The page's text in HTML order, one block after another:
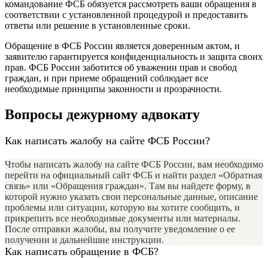
командование ФСБ обязуется рассмотреть ваши обращения в
соответствии с установленной процедурой и предоставить
ответы или решение в установленные сроки.
Обращение в ФСБ России является доверенным актом, и
заявителю гарантируется конфиденциальность и защита своих
прав. ФСБ России заботится об уважении прав и свобод
граждан, и при приеме обращений соблюдает все
необходимые принципы законности и прозрачности.
Вопросы дежурному адвокату
Как написать жалобу на сайте ФСБ России?
Чтобы написать жалобу на сайте ФСБ России, вам необходимо
перейти на официальный сайт ФСБ и найти раздел «Обратная
связь» или «Обращения граждан». Там вы найдете форму, в
которой нужно указать свои персональные данные, описание
проблемы или ситуации, которую вы хотите сообщить, и
прикрепить все необходимые документы или материалы.
После отправки жалобы, вы получите уведомление о ее
получении и дальнейшие инструкции.
Как написать обращение в ФСБ?